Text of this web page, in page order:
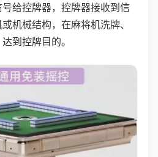
给控牌器，控牌器接收到信
机械结构，在麻将机洗牌、
到控牌目的。